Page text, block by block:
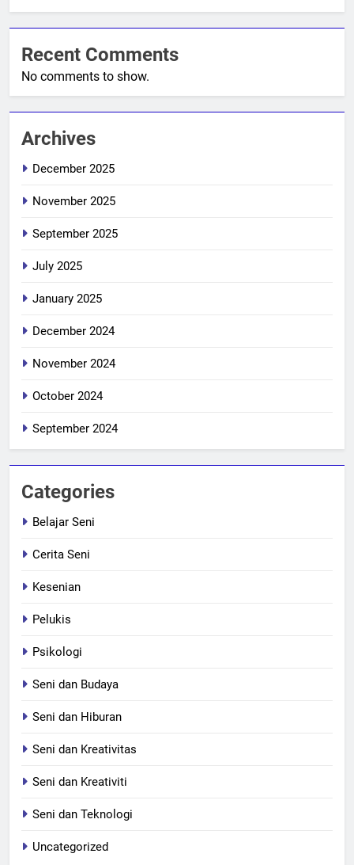
Recent Comments
No comments to show.
Archives
December 2025
November 2025
September 2025
July 2025
January 2025
December 2024
November 2024
October 2024
September 2024
Categories
Belajar Seni
Cerita Seni
Kesenian
Pelukis
Psikologi
Seni dan Budaya
Seni dan Hiburan
Seni dan Kreativitas
Seni dan Kreativiti
Seni dan Teknologi
Uncategorized